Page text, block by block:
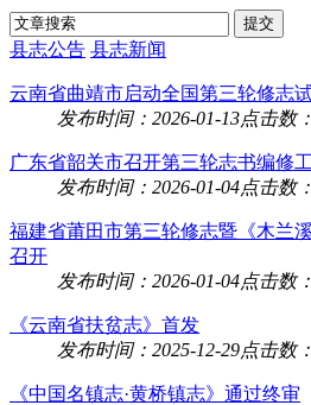
县志公告 县志新闻
云南省曲靖市启动全国第三轮修志
发布时间：2026-01-13点击数
广东省韶关市召开第三轮志书编修
发布时间：2026-01-04点击数
福建省莆田市第三轮修志暨《木兰
召开
发布时间：2026-01-04点击数
《云南省扶贫志》首发
发布时间：2025-12-29点击数
《中国名镇志·黄桥镇志》通过终审